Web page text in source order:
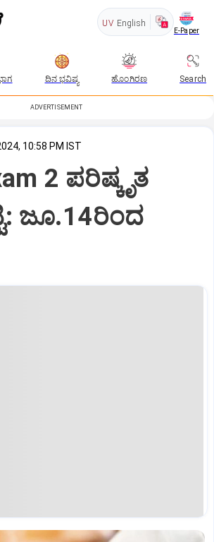
UV English
E-Paper
ದಿನ ಭವಿಷ್ಯ ಹೊಂಗಿರಣ Search
ADVERTISEMENT
10:58 PM IST
2 ಪರಿಷ್ಕೃತ
ಜೂ.14ರಿಂದ